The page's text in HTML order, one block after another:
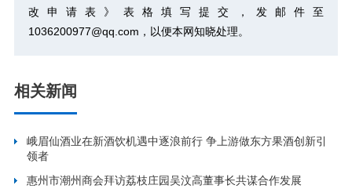
改申请表》 表格填写提交，发邮件至
1036200977@qq.com，以便本网知晓处理。
相关新闻
峨眉仙酒业在新酒饮机遇中逐浪前行 争上游做东方果酒创新引
领者
惠州市潮州商会拜访荔枝庄园吴汶高董事长共谋合作发展